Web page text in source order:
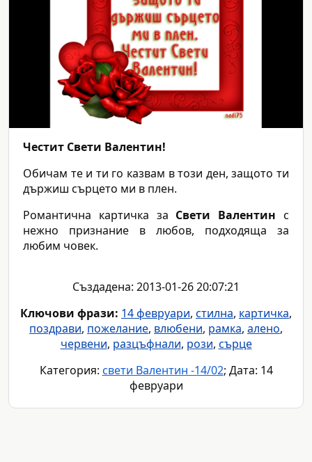
Честит Свети Валентин!
Обичам те и ти го казвам в този ден, защото ти
държиш сърцето ми в плен.
Романтична картичка за Свети Валентин с
нежно признание в любов, подходяща за
любим човек.
Създадена: 2013-01-26 20:07:21
Ключови фрази: 14 февруари, стилна, картичка,
поздрави, пожелание, влюбени, рамка, алено,
червени, разцъфнали, рози, сърце
Категория: свети Валентин -14/02; Дата: 14
февруари